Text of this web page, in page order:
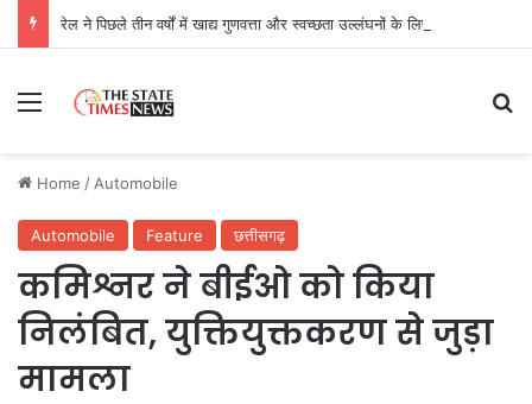
Menu
Home / Automobile
Automobile Feature छत्तीसगढ़
कमिश्नर ने बीईओ को किया
निलंबित, युक्तियुक्तकरण से जुड़ा
मामला